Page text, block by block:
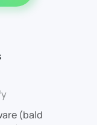
(bald